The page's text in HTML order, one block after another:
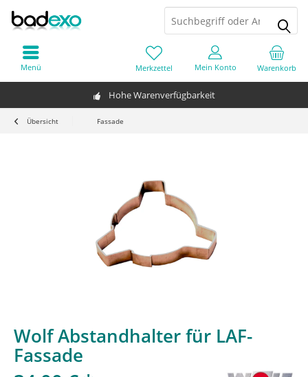
Hohe Warenverfügbarkeit
Warenkorb
Merkzettel Mein Konto
Menü
Übersicht Fassade
Wolf Abstandhalter für LAF-
Fassade